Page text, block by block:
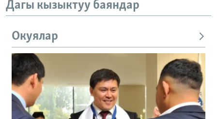
Дагы кызыктуу баяндар
Окуялар